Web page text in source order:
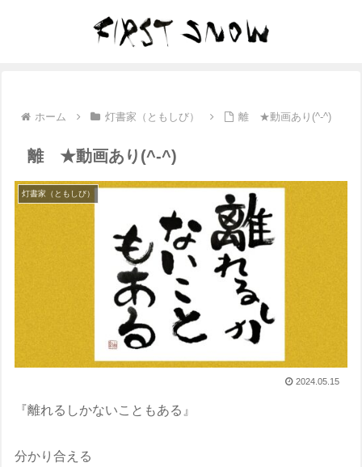
ホーム 灯書家（ともしび） 離 ★動画あり(^-^)
離 ★動画あり(^-^)
灯書家（ともしび）
2024.05.15
『離れるしかないこともある』
分かり合える